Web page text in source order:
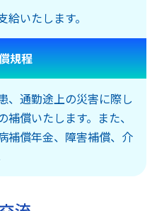
いたします。
規程
、通勤途上の災害に際し
償いたします。また、
補償年金、障害補償、介